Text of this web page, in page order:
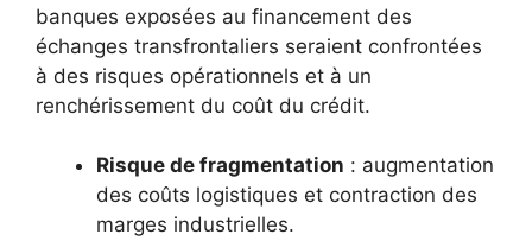
banques exposées au financement des
échanges transfrontaliers seraient confrontées
à des risques opérationnels et à un
renchérissement du coût du crédit.
Risque de fragmentation : augmentation
des coûts logistiques et contraction des
marges industrielles.